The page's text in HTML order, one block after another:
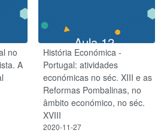
no
A
Aula 12
História Económica -
Portugal: atividades
económicas no séc. XIII e as
Reformas Pombalinas, no
âmbito económico, no séc.
XVIII
2020-11-27